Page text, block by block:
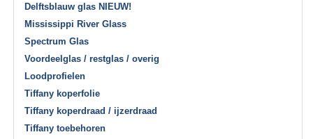
Delftsblauw glas NIEUW!
Mississippi River Glass
Spectrum Glas
Voordeelglas / restglas / overig
Loodprofielen
Tiffany koperfolie
Tiffany koperdraad / ijzerdraad
Tiffany toebehoren